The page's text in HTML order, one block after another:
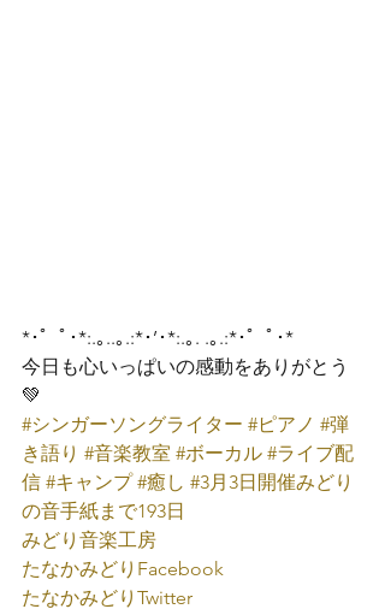
*･゜ﾟ･*:.｡..｡.:*･’･*:.｡. .｡.:*･゜ﾟ･*
今日も心いっぱいの感動をありがとう
💚
#シンガーソングライター #ピアノ #弾
き語り #音楽教室 #ボーカル #ライブ配
信 #キャンプ #癒し #3月3日開催みどり
の音手紙まで193日
みどり音楽工房
たなかみどり Facebook
たなかみどり Twitter